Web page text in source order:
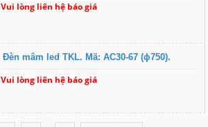
Vui lòng liên hệ báo giá
Đèn mâm led TKL. Mã: AC30-67 (ɸ750).
Vui lòng liên hệ báo giá